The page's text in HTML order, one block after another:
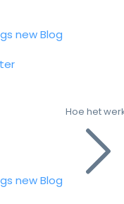
newBlog
newBlog
Hoe het